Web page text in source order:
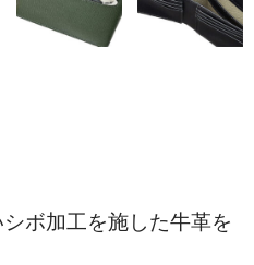
ボ加工を施した牛革を